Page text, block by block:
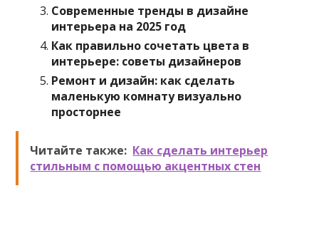
Современные тренды в дизайне
интерьера на 2025 год
Как правильно сочетать цвета в
интерьере: советы дизайнеров
Ремонт и дизайн: как сделать
маленькую комнату визуально
просторнее
Читайте также: Как сделать интерьер
стильным с помощью акцентных стен